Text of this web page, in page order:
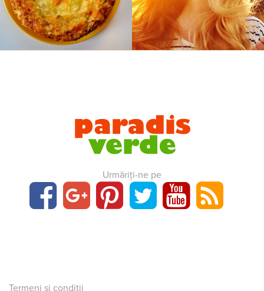
Urmăriți-ne pe
Termeni și condiții